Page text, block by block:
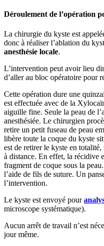
Déroulement de l’opération
La chirurgie du kyste est
donc à réaliser l’ablation du
anesthésie locale.
L’intervention peut avoir lieu
d’aller au bloc opératoire pour
Cette opération dure une
est effectuée avec de la
aiguille fine. Seule la peau de
anesthésiée. Le chirurgien
retire un petit fuseau de peau
libère toute la coque du kyste
est de retirer le kyste en
à distance. En effet, la récidive
fragment de coque sous la
l’aide de fils de suture. Un
l’intervention.
Le kyste est envoyé pour
microscope systématique).
Aucun arrêt de travail n’est
jour même.